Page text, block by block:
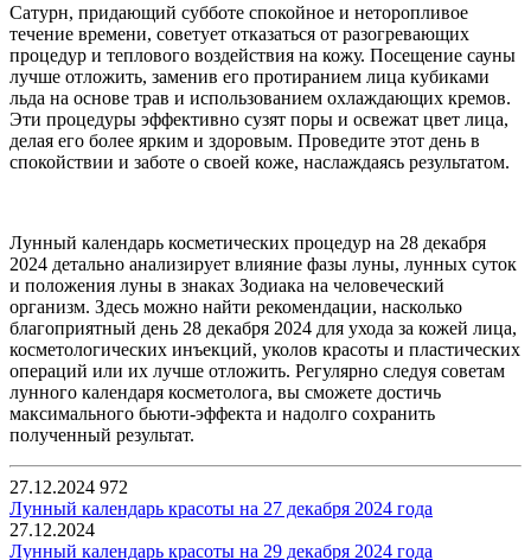
Сатурн, придающий субботе спокойное и неторопливое
течение времени, советует отказаться от разогревающих
процедур и теплового воздействия на кожу. Посещение сауны
лучше отложить, заменив его протиранием лица кубиками
льда на основе трав и использованием охлаждающих кремов.
Эти процедуры эффективно сузят поры и освежат цвет лица,
делая его более ярким и здоровым. Проведите этот день в
спокойствии и заботе о своей коже, наслаждаясь результатом.
Лунный календарь косметических процедур на 28 декабря
2024 детально анализирует влияние фазы луны, лунных суток
и положения луны в знаках Зодиака на человеческий
организм. Здесь можно найти рекомендации, насколько
благоприятный день 28 декабря 2024 для ухода за кожей лица,
косметологических инъекций, уколов красоты и пластических
операций или их лучше отложить. Регулярно следуя советам
лунного календаря косметолога, вы сможете достичь
максимального бьюти-эффекта и надолго сохранить
полученный результат.
27.12.2024 972
Лунный календарь красоты на 27 декабря 2024 года
27.12.2024
Лунный календарь красоты на 29 декабря 2024 года